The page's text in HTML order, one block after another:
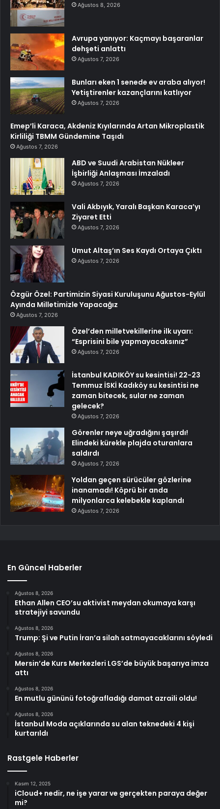
Ağustos 8, 2026
Avrupa yanıyor: Kaçmayı başaranlar
dehşeti anlattı
Ağustos 7, 2026
Bunları eken 1 senede ev araba alıyor!
Yetiştirenler kazançlarını katlıyor
Ağustos 7, 2026
Emep’li Karaca, Akdeniz Kıyılarında Artan Mikroplastik
Kirliliği TBMM Gündemine Taşıdı
Ağustos 7, 2026
ABD ve Suudi Arabistan Nükleer
İşbirliği Anlaşması İmzaladı
Ağustos 7, 2026
Vali Akbıyık, Yaralı Başkan Karaca’yı
Ziyaret Etti
Ağustos 7, 2026
Umut Altaş’ın Ses Kaydı Ortaya Çıktı
Ağustos 7, 2026
Özgür Özel: Partimizin Siyasi Kuruluşunu Ağustos-Eylül
Ayında Milletimizle Yapacağız
Ağustos 7, 2026
Özel’den milletvekillerine ilk uyarı:
“Esprisini bile yapmayacaksınız”
Ağustos 7, 2026
İstanbul KADIKÖY su kesintisi! 22-23
Temmuz İSKİ Kadıköy su kesintisi ne
zaman bitecek, sular ne zaman
gelecek?
Ağustos 7, 2026
Görenler neye uğradığını şaşırdı!
Elindeki kürekle plajda oturanlara
saldırdı
Ağustos 7, 2026
Yoldan geçen sürücüler gözlerine
inanamadı! Köprü bir anda
milyonlarca kelebekle kaplandı
Ağustos 7, 2026
En Güncel Haberler
Ağustos 8, 2026
Ethan Allen CEO’su aktivist meydan okumaya karşı
stratejiyi savundu
Ağustos 8, 2026
Trump: Şi ve Putin İran’a silah satmayacaklarını söyledi
Ağustos 8, 2026
Mersin’de Kurs Merkezleri LGS’de büyük başarıya imza
attı
Ağustos 8, 2026
En mutlu gününü fotoğrafladığı damat azraili oldu!
Ağustos 8, 2026
İstanbul Moda açıklarında su alan teknedeki 4 kişi
kurtarıldı
Rastgele Haberler
Kasım 12, 2025
iCloud+ nedir, ne işe yarar ve gerçekten paraya değer
mi?